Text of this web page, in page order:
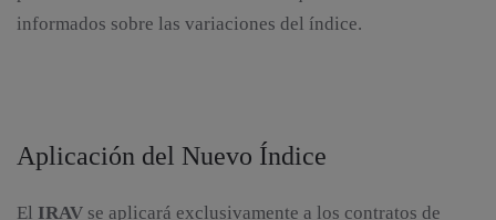
informados sobre las variaciones del índice.
Aplicación del Nuevo Índice
El IRAV se aplicará exclusivamente a los contratos de